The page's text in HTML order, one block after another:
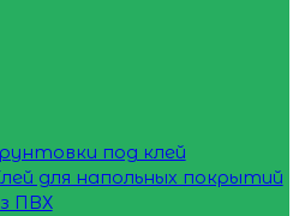
под клей
для напольных покрытий
ПВХ